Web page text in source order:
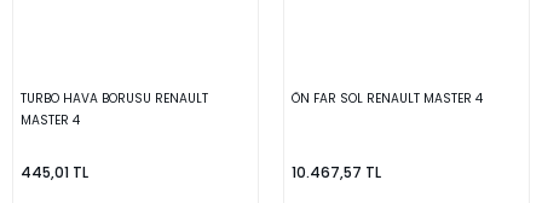
TURBO HAVA BORUSU RENAULT
MASTER 4
445,01 TL
ÖN FAR SOL RENAULT MASTER 4
10.467,57 TL